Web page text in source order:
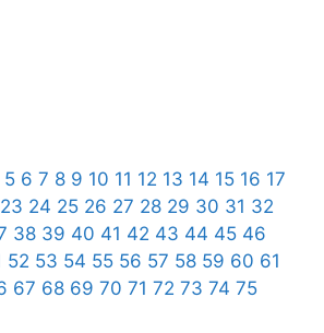
5 6 7 8 9 10 11 12 13 14 15 16 17
23 24 25 26 27 28 29 30 31 32
38 39 40 41 42 43 44 45 46
52 53 54 55 56 57 58 59 60 61
67 68 69 70 71 72 73 74 75